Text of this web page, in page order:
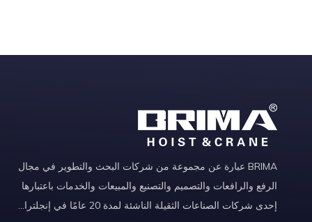
BRIMA عبارة عن مجموعة من شركات البحث والتطوير في مجال
الرفع والرافعات والتصميم والتصنيع والمبيعات والخدمات باعتبارها
إحدى شركات الصناعات الثقيلة الناشئة لمدة 20 عامًا في إنجلترا...